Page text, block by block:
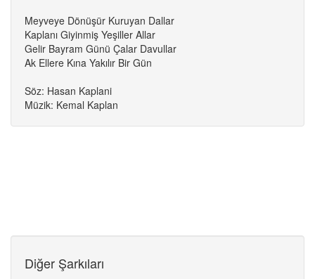
Meyveye Dönüşür Kuruyan Dallar
Kaplanı Giyinmiş Yeşiller Allar
Gelir Bayram Günü Çalar Davullar
Ak Ellere Kına Yakılır Bir Gün
Söz: Hasan Kaplani
Müzik: Kemal Kaplan
Diğer Şarkıları